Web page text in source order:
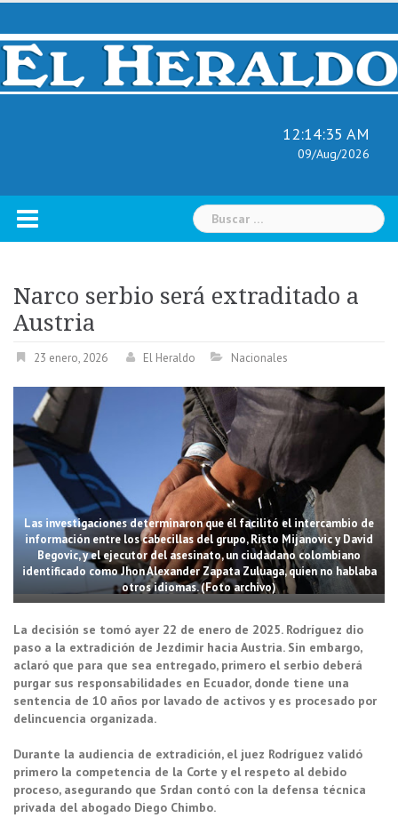
Skip
content
12:14:36 AM
09/Aug/2026
Buscar:
Narco serbio será extraditado a
Austria
23 enero, 2026 El Heraldo Nacionales
Las investigaciones determinaron que él facilitó el intercambio de
información entre los cabecillas del grupo, Risto Mijanovic y David
Begovic, y el ejecutor del asesinato, un ciudadano colombiano
identificado como Jhon Alexander Zapata Zuluaga, quien no hablaba
otros idiomas. (Foto archivo)
La decisión se tomó ayer 22 de enero de 2025. Rodríguez dio
paso a la extradición de Jezdimir hacia Austria. Sin embargo,
aclaró que para que sea entregado, primero el serbio deberá
purgar sus responsabilidades en Ecuador, donde tiene una
sentencia de 10 años por lavado de activos y es procesado por
delincuencia organizada.
Durante la audiencia de extradición, el juez Rodríguez validó
primero la competencia de la Corte y el respeto al debido
proceso, asegurando que Srdan contó con la defensa técnica
privada del abogado Diego Chimbo.